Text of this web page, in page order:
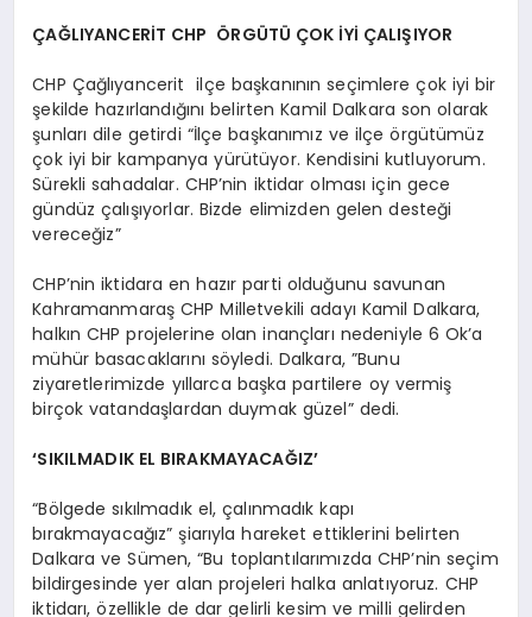
ÇAĞLIYANCERİT CHP ÖRGÜTÜ ÇOK İYİ ÇALIŞIYOR
CHP Çağlıyancerit ilçe başkanının seçimlere çok iyi bir
şekilde hazırlandığını belirten Kamil Dalkara son olarak
şunları dile getirdi “İlçe başkanımız ve ilçe örgütümüz
çok iyi bir kampanya yürütüyor. Kendisini kutluyorum.
Sürekli sahadalar. CHP’nin iktidar olması için gece
gündüz çalışıyorlar. Bizde elimizden gelen desteği
vereceğiz”
CHP’nin iktidara en hazır parti olduğunu savunan
Kahramanmaraş CHP Milletvekili adayı Kamil Dalkara,
halkın CHP projelerine olan inançları nedeniyle 6 Ok’a
mühür basacaklarını söyledi. Dalkara, ”Bunu
ziyaretlerimizde yıllarca başka partilere oy vermiş
birçok vatandaşlardan duymak güzel” dedi.
‘SIKILMADIK EL BIRAKMAYACAĞIZ’
“Bölgede sıkılmadık el, çalınmadık kapı
bırakmayacağız” şiarıyla hareket ettiklerini belirten
Dalkara ve Sümen, “Bu toplantılarımızda CHP’nin seçim
bildirgesinde yer alan projeleri halka anlatıyoruz. CHP
iktidarı, özellikle de dar gelirli kesim ve milli gelirden